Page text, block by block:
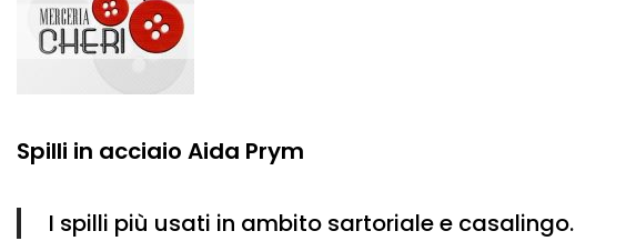
Spilli in acciaio Aida Prym
I spilli più usati in ambito sartoriale e casalingo.